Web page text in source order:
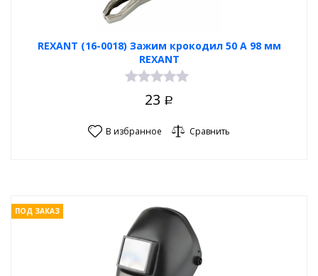
REXANT (16-0018) Зажим крокодил 50 А 98 мм
REXANT
23 Р
В избранное Сравнить
ПОД ЗАКАЗ